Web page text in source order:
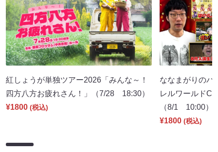
紅しょうが単独ツアー2026「みんな～！
四方八方お疲れさん！」（7/28 18:30）
¥1800 (税込)
ななまがりのパ
レルワールド
（8/1 10:00）
¥1800 (税込)